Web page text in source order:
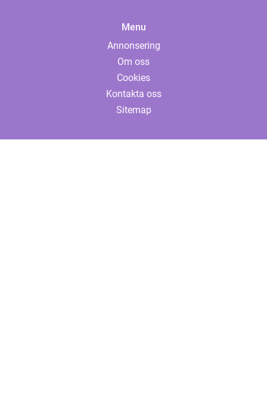
Menu
Annonsering
Om oss
Cookies
Kontakta oss
Sitemap